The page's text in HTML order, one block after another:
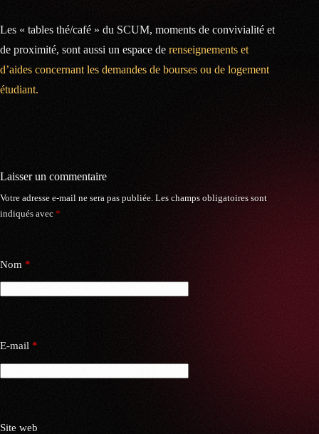
Les « tables thé/café » du SCUM, moments de convivialité et
de proximité, sont aussi un espace de renseignements et
d’aides concernant les demandes de bourses ou de logement
étudiant.
Laisser un commentaire
Votre adresse e-mail ne sera pas publiée. Les champs obligatoires sont
indiqués avec *
Nom *
E-mail *
Site web